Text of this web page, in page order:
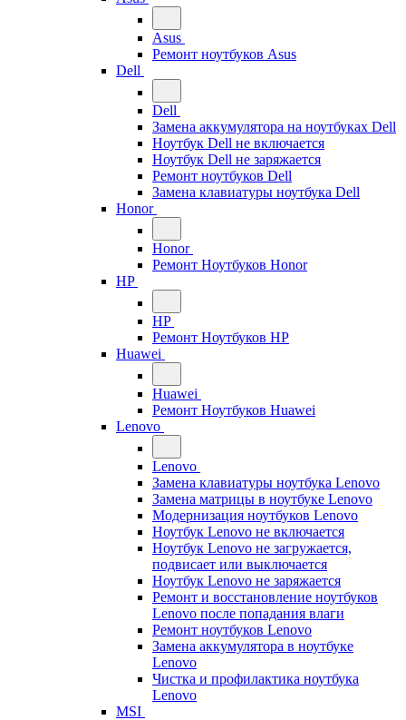
Asus
Ремонт ноутбуков Asus
Dell
Dell
Замена аккумулятора на ноутбуках Dell
Ноутбук Dell не включается
Ноутбук Dell не заряжается
Ремонт ноутбуков Dell
Замена клавиатуры ноутбука Dell
Honor
Honor
Ремонт Ноутбуков Honor
HP
HP
Ремонт Ноутбуков HP
Huawei
Huawei
Ремонт Ноутбуков Huawei
Lenovo
Lenovo
Замена клавиатуры ноутбука Lenovo
Замена матрицы в ноутбуке Lenovo
Модернизация ноутбуков Lenovo
Ноутбук Lenovo не включается
Ноутбук Lenovo не загружается,
подвисает или выключается
Ноутбук Lenovo не заряжается
Ремонт и восстановление ноутбуков
Lenovo после попадания влаги
Ремонт ноутбуков Lenovo
Замена аккумулятора в ноутбуке
Lenovo
Чистка и профилактика ноутбука
Lenovo
MSI